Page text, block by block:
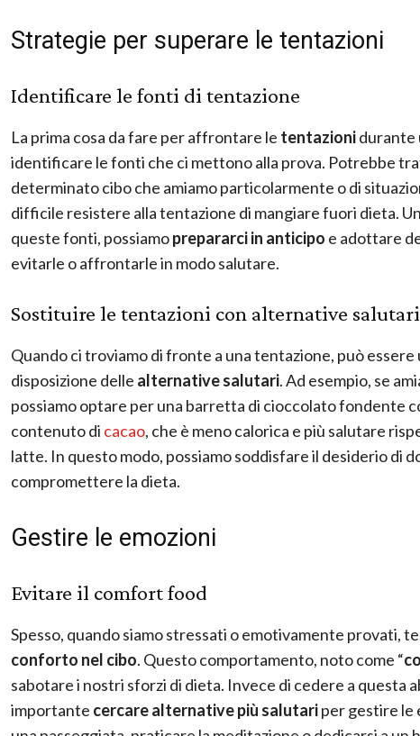
Strategie per superare le tentazioni
Identificare le fonti di tentazione
La prima cosa da fare per affrontare le tentazionidurante
identificare le fonti che ci mettono alla prova. Potrebbe
determinato cibo che amiamo particolarmente o di
difficile resistere alla tentazione di mangiare fuori dieta.
queste fonti, possiamoprepararci in anticipo e adottare
evitarle o affrontarle in modo salutare.
Sostituire le tentazioni con alternative salutari
Quando ci troviamo di fronte a una tentazione, può essere
disposizione delle alternative salutari. Ad esempio, se
possiamo optare per una barretta di cioccolato fondente
contenuto di cacao, che è meno calorica e più salutare
latte. In questo modo, possiamo soddisfare il desiderio di
compromettere la dieta.
Gestire le emozioni
Evitare il comfort food
Spesso, quando siamo stressati o emotivamente provati,
conforto nel cibo. Questo comportamento, noto come “
sabotare i nostri sforzi di dieta. Invece di cedere a questa
importante cercare alternative più salutariper gestire le